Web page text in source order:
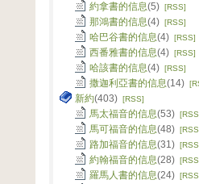
約拿書的信息(5) [RSS]
那鴻書的信息(4) [RSS]
哈巴谷書的信息(4) [RSS]
西番雅書的信息(4) [RSS]
哈該書的信息(4) [RSS]
撒迦利亞書的信息(14)
新約(403) [RSS]
馬太福音的信息(53)
馬可福音的信息(48)
路加福音的信息(31)
約翰福音的信息(28)
羅馬人書的信息(24)